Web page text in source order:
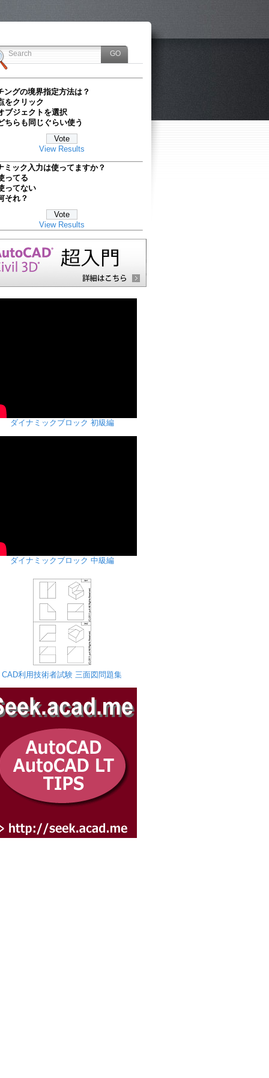
ングの境界指定方法は？
をクリック
ブジェクトを選択
ちらも同じぐらい使う
View Results
ミック入力は使ってますか？
ってる
ってない
それ？
View Results
ダイナミックブロック 初級編
ダイナミックブロック 中級編
CAD利用技術者試験 三面図問題集